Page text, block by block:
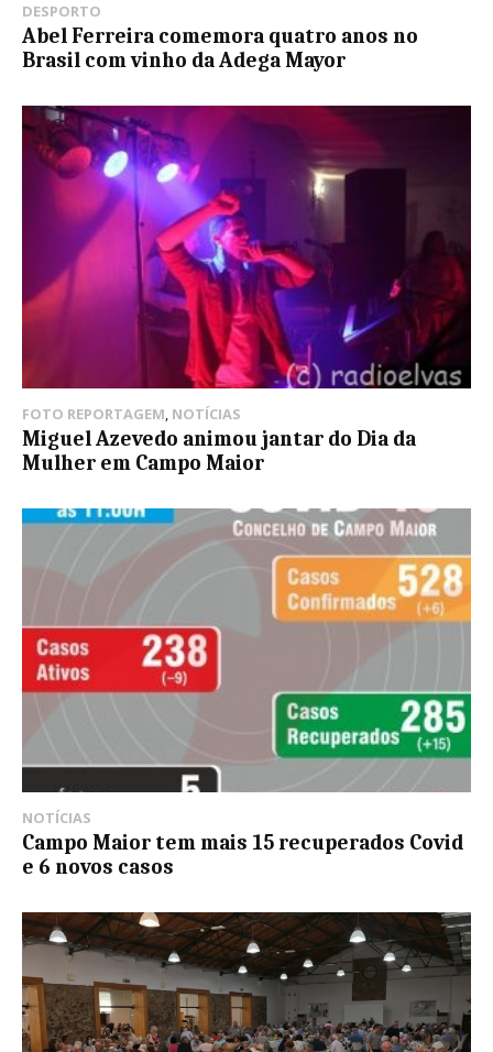
DESPORTO
Abel Ferreira comemora quatro anos no
Brasil com vinho da Adega Mayor
FOTO REPORTAGEM, NOTÍCIAS
Miguel Azevedo animou jantar do Dia da
Mulher em Campo Maior
NOTÍCIAS
Campo Maior tem mais 15 recuperados Covid
e 6 novos casos